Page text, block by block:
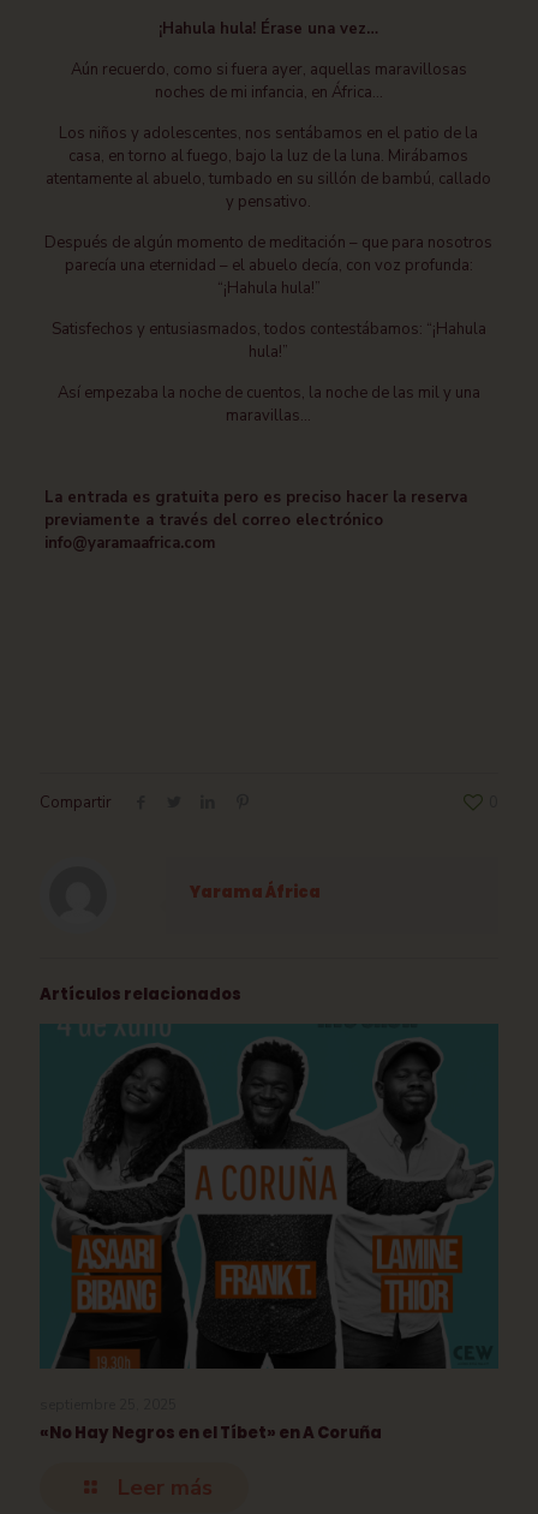
¡Hahula hula! Érase una vez…
Aún recuerdo, como si fuera ayer, aquellas maravillosas
noches de mi infancia, en África…
Los niños y adolescentes, nos sentábamos en el patio de la
casa, en torno al fuego, bajo la luz de la luna. Mirábamos
atentamente al abuelo, tumbado en su sillón de bambú, callado
y pensativo.
Después de algún momento de meditación – que para nosotros
parecía una eternidad – el abuelo decía, con voz profunda:
“¡Hahula hula!”
Satisfechos y entusiasmados, todos contestábamos: “¡Hahula
hula!”
Así empezaba la noche de cuentos, la noche de las mil y una
maravillas…
La entrada es gratuita pero es preciso hacer la reserva
previamente a través del correo electrónico
info@yaramaafrica.com
Compartir
Yarama África
Artículos relacionados
«No Hay Negros en el Tíbet» en A Coruña
Leer más